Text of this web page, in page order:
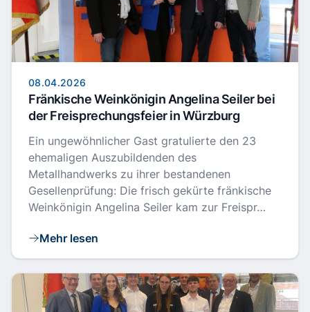
08.04.2026
Fränkische Weinkönigin Angelina Seiler bei
der Freisprechungsfeier in Würzburg
Ein ungewöhnlicher Gast gratulierte den 23
ehemaligen Auszubildenden des
Metallhandwerks zu ihrer bestandenen
Gesellenprüfung: Die frisch gekürte fränkische
Weinkönigin Angelina Seiler kam zur Freispr…
Mehr lesen